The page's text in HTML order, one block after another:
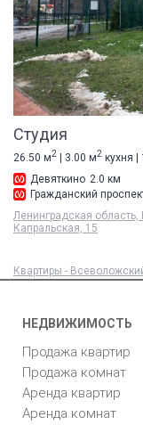
Студия
26.50 м2 | 3.00 м2 кухня
Девяткино 2.0 км
Гражданский
Ленинградская
Капральская, 15
Квартиры -
НЕДВИЖИМОСТЬ
Продажа квартир
Продажа комнат
Аренда квартир
Аренда комнат